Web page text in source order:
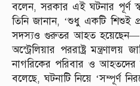
বলেন, সরকার এই ঘটনার পূর্ণ
তিনি জানান, ‘শুধু একটি শিশুই
সদস্যও গুরুতর আহত হয়েছেন—
অস্ট্রেলিয়ার পররাষ্ট্র মন্ত্রণালয়
নাগরিকের পরিবার ও আহতদের
বলেছে, ঘটনাটি নিয়ে ‘সম্পূর্ণ